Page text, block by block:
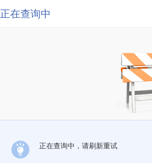
正在查询中
正在查询中，请刷新重试